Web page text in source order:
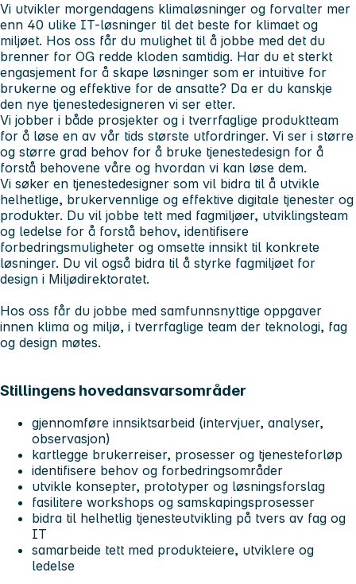
Vi utvikler morgendagens klimaløsninger og forvalter mer
enn 40 ulike IT-løsninger til det beste for klimaet og
miljøet. Hos oss får du mulighet til å jobbe med det du
brenner for OG redde kloden samtidig. Har du et sterkt
engasjement for å skape løsninger som er intuitive for
brukerne og effektive for de ansatte? Da er du kanskje
den nye tjenestedesigneren vi ser etter.
Vi jobber i både prosjekter og i tverrfaglige produktteam
for å løse en av vår tids største utfordringer. Vi ser i større
og større grad behov for å bruke tjenestedesign for å
forstå behovene våre og hvordan vi kan løse dem.
Vi søker en tjenestedesigner som vil bidra til å utvikle
helhetlige, brukervennlige og effektive digitale tjenester og
produkter. Du vil jobbe tett med fagmiljøer, utviklingsteam
og ledelse for å forstå behov, identifisere
forbedringsmuligheter og omsette innsikt til konkrete
løsninger. Du vil også bidra til å styrke fagmiljøet for
design i Miljødirektoratet.
Hos oss får du jobbe med samfunnsnyttige oppgaver
innen klima og miljø, i tverrfaglige team der teknologi, fag
og design møtes.
Stillingens hovedansvarsområder
gjennomføre innsiktsarbeid (intervjuer, analyser,
observasjon)
kartlegge brukerreiser, prosesser og tjenesteforløp
identifisere behov og forbedringsområder
utvikle konsepter, prototyper og løsningsforslag
fasilitere workshops og samskapingsprosesser
bidra til helhetlig tjenesteutvikling på tvers av fag og
IT
samarbeide tett med produkteiere, utviklere og
ledelse